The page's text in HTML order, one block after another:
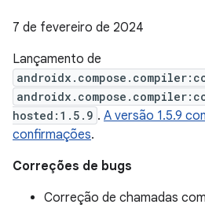
7 de fevereiro de 2024
Lançamento de
hosted:1.5.9 . A versão 1.5.9
confirmações.
Correções de bugs
Correção de chamadas